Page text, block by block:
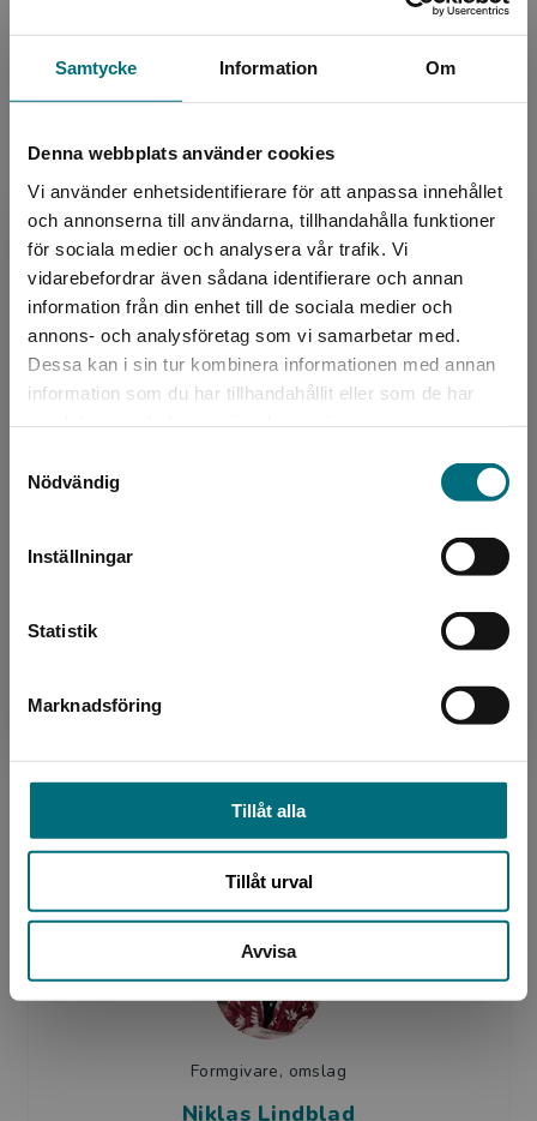
Samtycke Information Om
Denna webbplats använder cookies
Vi använder enhetsidentifierare för att anpassa innehållet
och annonserna till användarna, tillhandahålla funktioner
för sociala medier och analysera vår trafik. Vi
vidarebefordrar även sådana identifierare och annan
information från din enhet till de sociala medier och
annons- och analysföretag som vi samarbetar med.
Dessa kan i sin tur kombinera informationen med annan
information som du har tillhandahållit eller som de har
Nödvändig
Inställningar
Statistik
Marknadsföring
Tillåt alla
Tillåt urval
Avvisa
Begränsad fraktregion
Det verkar som att du besöker
Sverige. För att kunna slutföra ett köp måste
ISBN:
9789180778404
Utgivningsår:
2025
Artikelnummer:
48111-01
Upplaga:
Första
Sidantal:
Köp- och leveransvillkor
Kerstin Lundberg Hahn
Västerbotten och sedan mitten av 80-talet
debuterade år...
Formgivare, omslag
Niklas Lindblad